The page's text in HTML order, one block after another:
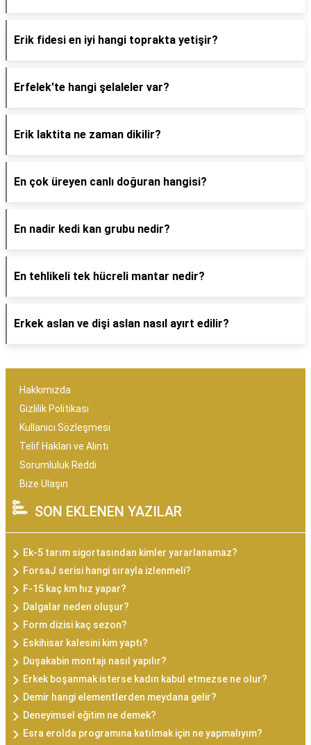
Erik fidesi en iyi hangi toprakta yetişir?
Erfelek'te hangi şelaleler var?
Erik laktita ne zaman dikilir?
En çok üreyen canlı doğuran hangisi?
En nadir kedi kan grubu nedir?
En tehlikeli tek hücreli mantar nedir?
Erkek aslan ve dişi aslan nasıl ayırt edilir?
Hakkımızda
Gizlilik Politikası
Kullanıcı Sözleşmesi
Telif Hakları ve Alıntı
Sorumluluk Reddi
Bize Ulaşın
SON EKLENEN YAZILAR
Ek-5 tarım sigortasından kimler yararlanamaz?
ForsaJ serisi hangi sırayla izlenmeli?
F-15 kaç km hız yapar?
Dalgalar neden oluşur?
Form dizisi kaç sezon?
Eskihisar kalesini kim yaptı?
Duşakabin montajı nasıl yapılır?
Erkek boşanmak isterse kadın kabul etmezse ne olur?
Demir hangi elementlerden meydana gelir?
Deneyimsel eğitim ne demek?
Esra erolda programına katılmak için ne yapmalıyım?